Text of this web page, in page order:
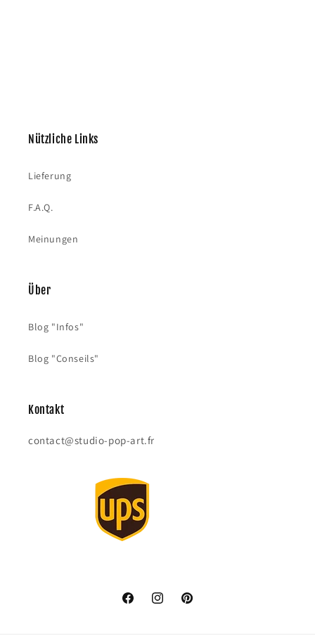
Nützliche Links
Lieferung
F.A.Q.
Meinungen
Über
Blog "Infos"
Blog "Conseils"
Kontakt
contact@studio-pop-art.fr
FacebookInstagramPinterest